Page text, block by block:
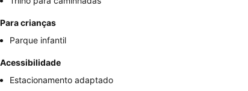
Para crianças
Parque infantil
Acessibilidade
Estacionamento adaptado